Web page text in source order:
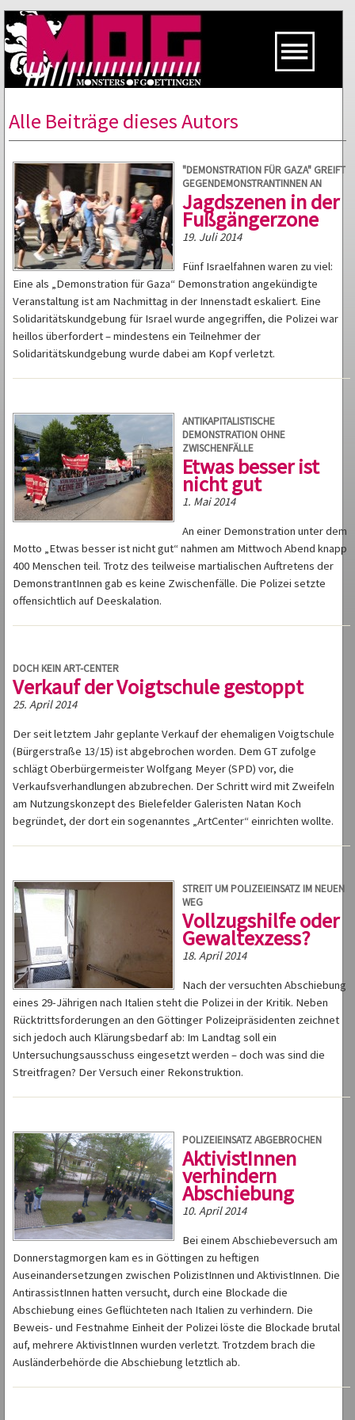
Alle Beiträge dieses Autors
"DEMONSTRATION FÜR GAZA" GREIFT
GEGENDEMONSTRANTINNEN AN
Jagdszenen in der
Fußgängerzone
19. Juli 2014
Fünf Israelfahnen waren zu viel:
Eine als „Demonstration für Gaza“ Demonstration angekündigte
Veranstaltung ist am Nachmittag in der Innenstadt eskaliert. Eine
Solidaritätskundgebung für Israel wurde angegriffen, die Polizei war
heillos überfordert – mindestens ein Teilnehmer der
Solidaritätskundgebung wurde dabei am Kopf verletzt.
ANTIKAPITALISTISCHE
DEMONSTRATION OHNE
ZWISCHENFÄLLE
Etwas besser ist
nicht gut
1. Mai 2014
An einer Demonstration unter dem
Motto „Etwas besser ist nicht gut“ nahmen am Mittwoch Abend knapp
400 Menschen teil. Trotz des teilweise martialischen Auftretens der
DemonstrantInnen gab es keine Zwischenfälle. Die Polizei setzte
offensichtlich auf Deeskalation.
DOCH KEIN ART-CENTER
Verkauf der Voigtschule gestoppt
25. April 2014
Der seit letztem Jahr geplante Verkauf der ehemaligen Voigtschule
(Bürgerstraße 13/15) ist abgebrochen worden. Dem GT zufolge
schlägt Oberbürgermeister Wolfgang Meyer (SPD) vor, die
Verkaufsverhandlungen abzubrechen. Der Schritt wird mit Zweifeln
am Nutzungskonzept des Bielefelder Galeristen Natan Koch
begründet, der dort ein sogenanntes „ArtCenter“ einrichten wollte.
STREIT UM POLIZEIEINSATZ IM NEUEN
WEG
Vollzugshilfe oder
Gewaltexzess?
18. April 2014
Nach der versuchten Abschiebung
eines 29-Jährigen nach Italien steht die Polizei in der Kritik. Neben
Rücktrittsforderungen an den Göttinger Polizeipräsidenten zeichnet
sich jedoch auch Klärungsbedarf ab: Im Landtag soll ein
Untersuchungsausschuss eingesetzt werden – doch was sind die
Streitfragen? Der Versuch einer Rekonstruktion.
POLIZEIEINSATZ ABGEBROCHEN
AktivistInnen
verhindern
Abschiebung
10. April 2014
Bei einem Abschiebeversuch am
Donnerstagmorgen kam es in Göttingen zu heftigen
Auseinandersetzungen zwischen PolizistInnen und AktivistInnen. Die
AntirassistInnen hatten versucht, durch eine Blockade die
Abschiebung eines Geflüchteten nach Italien zu verhindern. Die
Beweis- und Festnahme Einheit der Polizei löste die Blockade brutal
auf, mehrere AktivistInnen wurden verletzt. Trotzdem brach die
Ausländerbehörde die Abschiebung letztlich ab.